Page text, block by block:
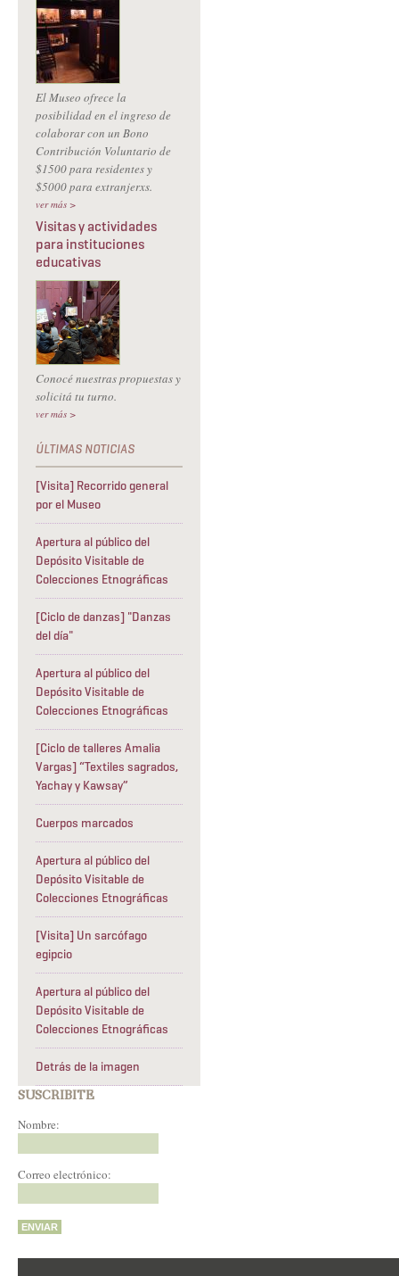
El Museo ofrece la
posibilidad en el ingreso de
colaborar con un Bono
Contribución Voluntario de
$1500 para residentes y
$5000 para extranjerxs.
ver más >
Visitas y actividades
para instituciones
educativas
Conocé nuestras propuestas y
solicitá tu turno.
ver más >
[Visita] Recorrido general
por el Museo
Apertura al público del
Depósito Visitable de
Colecciones Etnográficas
[Ciclo de danzas] "Danzas
del día"
Apertura al público del
Depósito Visitable de
Colecciones Etnográficas
[Ciclo de talleres Amalia
Vargas] “Textiles sagrados,
Yachay y Kawsay”
Cuerpos marcados
Apertura al público del
Depósito Visitable de
Colecciones Etnográficas
[Visita] Un sarcófago
egipcio
Apertura al público del
Depósito Visitable de
Colecciones Etnográficas
Detrás de la imagen
SUSCRIBITE
Nombre:
Correo electrónico: